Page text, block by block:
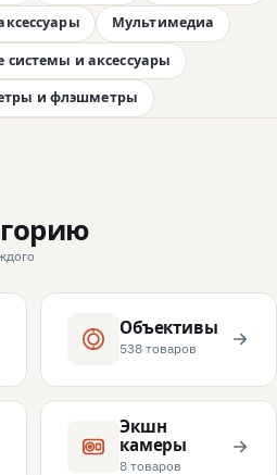
Мультимедиа
и аксессуары
и флэшметры
Объективы
538 товаров
Экшн
камеры
8 товаров